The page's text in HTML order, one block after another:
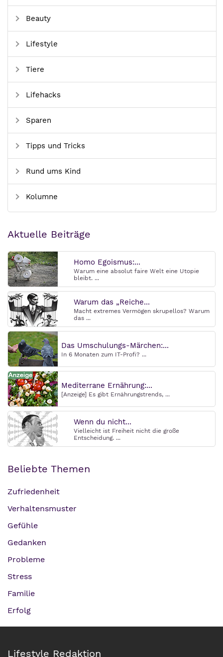
Beauty
Lifestyle
Tiere
Lifehacks
Sparen
Tipps und Tricks
Rund ums Kind
Kolumne
Aktuelle Beiträge
Homo Egoismus:...
Warum eine absolut faire Welt eine Utopie
bleibt. ...
Warum das „Reiche...
Macht extremes Vermögen skrupellos? Warum
das ...
Das Umschulungs-Märchen:...
In 6 Monaten zum IT-Profi? ...
Mediterrane Ernährung:...
[Anzeige] Es gibt Ernährungstrends, ...
Wenn du nicht...
Vielleicht ist Freiheit nicht die große
Entscheidung. ...
Beliebte Themen
Zufriedenheit
Verhaltensmuster
Gefühle
Gedanken
Probleme
Stress
Familie
Erfolg
Lifestyle Redaktion